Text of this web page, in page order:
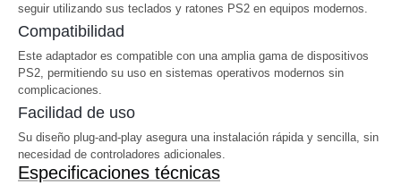
seguir utilizando sus teclados y ratones PS2 en equipos modernos.
Compatibilidad
Este adaptador es compatible con una amplia gama de dispositivos
PS2, permitiendo su uso en sistemas operativos modernos sin
complicaciones.
Facilidad de uso
Su diseño plug-and-play asegura una instalación rápida y sencilla, sin
necesidad de controladores adicionales.
Especificaciones técnicas